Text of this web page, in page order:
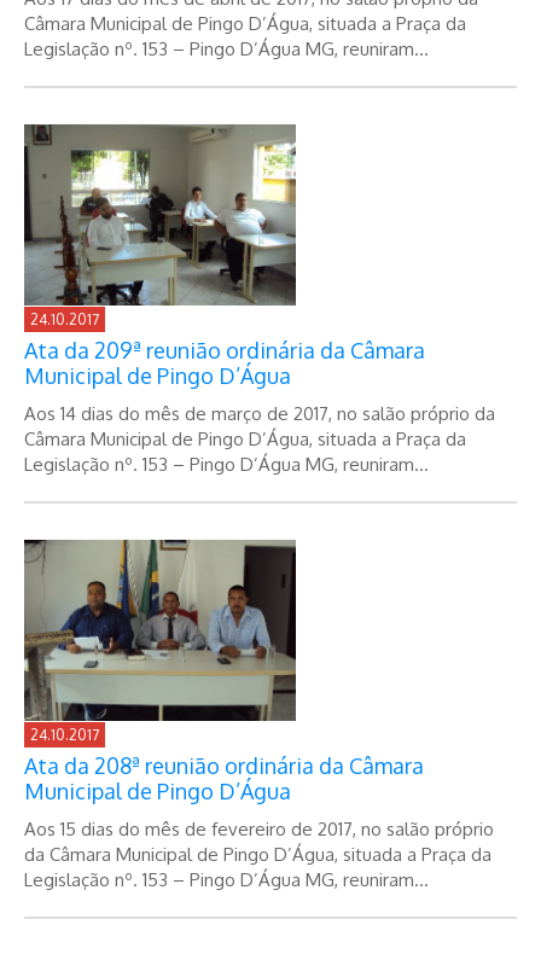
Câmara Municipal de Pingo D’Água, situada a Praça da
Legislação nº. 153 – Pingo D’Água MG, reuniram...
24.10.2017
Ata da 209ª reunião ordinária da Câmara
Municipal de Pingo D’Água
Aos 14 dias do mês de março de 2017, no salão próprio da
Câmara Municipal de Pingo D’Água, situada a Praça da
Legislação nº. 153 – Pingo D’Água MG, reuniram...
24.10.2017
Ata da 208ª reunião ordinária da Câmara
Municipal de Pingo D’Água
Aos 15 dias do mês de fevereiro de 2017, no salão próprio
da Câmara Municipal de Pingo D’Água, situada a Praça da
Legislação nº. 153 – Pingo D’Água MG, reuniram...